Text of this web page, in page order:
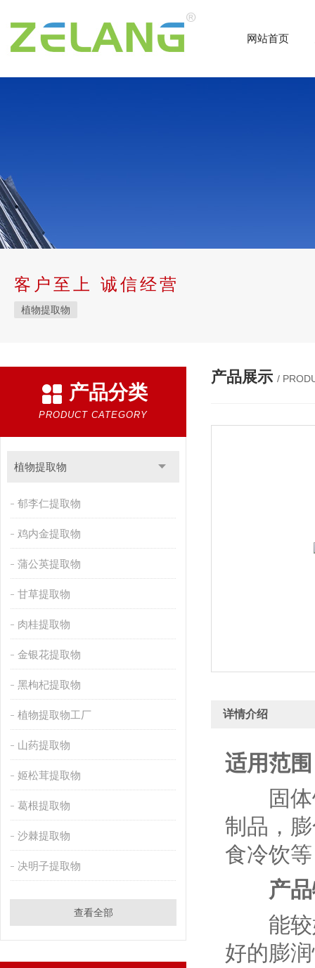
网站首页
客户至上 诚信经营
植物提取物
产品分类
PRODUCT CATEGORY
植物提取物
郁李仁提取物
鸡内金提取物
蒲公英提取物
甘草提取物
肉桂提取物
金银花提取物
黑枸杞提取物
植物提取物工厂
山药提取物
姬松茸提取物
葛根提取物
沙棘提取物
决明子提取物
查看全部
产品展示 /
详情介绍
适用范
固体饮
制品，
食冷饮等
产
能较好
好的膨